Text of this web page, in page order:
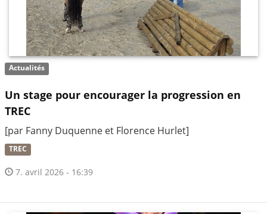
Actualités
Un stage pour encourager la progression en
TREC
[par Fanny Duquenne et Florence Hurlet]
TREC
7. avril 2026 - 16:39